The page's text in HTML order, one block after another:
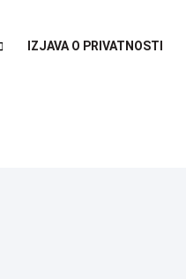
IZJAVA O PRIVATNOSTI